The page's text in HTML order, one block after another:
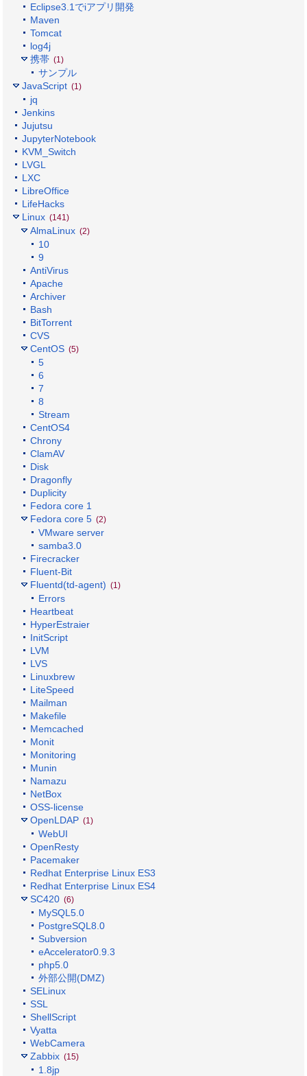
Eclipse3.1でiアプリ開発
Maven
Tomcat
log4j
携帯 (1)
サンプル
JavaScript (1)
jq
Jenkins
Jujutsu
JupyterNotebook
KVM_Switch
LVGL
LXC
LibreOffice
LifeHacks
Linux (141)
AlmaLinux (2)
10
9
AntiVirus
Apache
Archiver
Bash
BitTorrent
CVS
CentOS (5)
5
6
7
8
Stream
CentOS4
Chrony
ClamAV
Disk
Dragonfly
Duplicity
Fedora core 1
Fedora core 5 (2)
VMware server
samba3.0
Firecracker
Fluent-Bit
Fluentd(td-agent) (1)
Errors
Heartbeat
HyperEstraier
InitScript
LVM
LVS
Linuxbrew
LiteSpeed
Mailman
Makefile
Memcached
Monit
Monitoring
Munin
Namazu
NetBox
OSS-license
OpenLDAP (1)
WebUI
OpenResty
Pacemaker
Redhat Enterprise Linux ES3
Redhat Enterprise Linux ES4
SC420 (6)
MySQL5.0
PostgreSQL8.0
Subversion
eAccelerator0.9.3
php5.0
外部公開(DMZ)
SELinux
SSL
ShellScript
Vyatta
WebCamera
Zabbix (15)
1.8jp